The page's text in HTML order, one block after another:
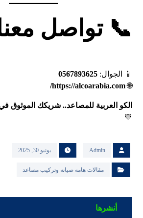
📞 تواصل
📱 الجوال:0567893625
🌐
https://alcoarabia.com/
الكو العربية للمصاعد.. شريكك الموثوق
💙
Admin يونيو 30, 2025
مقالات هامه صيانه وتركيب مصاعد